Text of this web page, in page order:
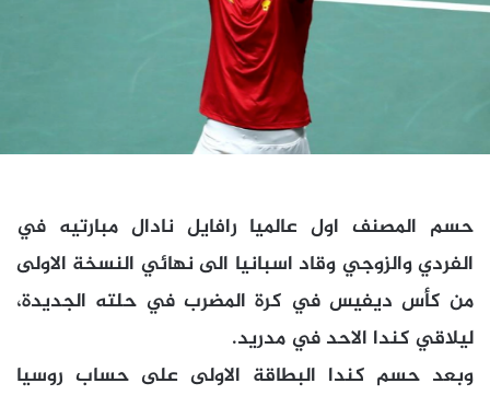
حسم المصنف اول عالميا رافايل نادال مبارتيه في
الفردي والزوجي وقاد اسبانيا الى نهائي النسخة الاولى
من كأس ديفيس في كرة المضرب في حلته الجديدة،
ليلاقي كندا الاحد في مدريد.
وبعد حسم كندا البطاقة الاولى على حساب روسيا